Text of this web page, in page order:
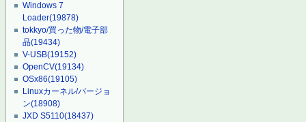
Windows 7
Loader(19878)
tokkyo/買った物/電子部
品(19434)
V-USB(19152)
OpenCV(19134)
OSx86(19105)
Linuxカーネル/バージョ
ン(18908)
JXD S5110(18437)